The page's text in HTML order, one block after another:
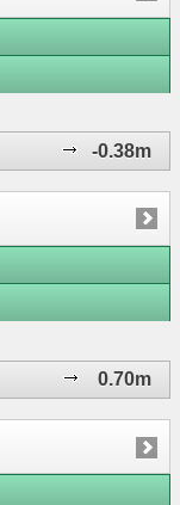
-0.38m
0.70m